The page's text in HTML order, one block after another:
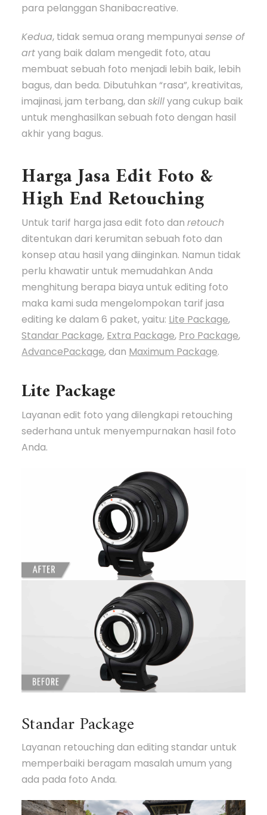
para pelanggan Shanibacreative.
Kedua, tidak semua orang mempunyaisense of
artyang baik dalam mengedit foto, atau
membuat sebuah foto menjadi lebih baik, lebih
bagus, dan beda. Dibutuhkan “rasa”, kreativitas,
imajinasi, jam terbang, danskillyang cukup baik
untuk menghasilkan sebuah foto dengan hasil
akhir yang bagus.
Harga Jasa Edit Foto &
High End Retouching
Untuk tarif harga jasa edit foto danretouch
ditentukan dari kerumitan sebuah foto dan
konsep atau hasil yang diinginkan. Namun tidak
perlu khawatir untuk memudahkan Anda
menghitung berapa biaya untuk editing foto
maka kami suda mengelompokan tarif jasa
editing ke dalam 6 paket, yaitu: Lite Package,
Standar Package, Extra Package, Pro Package,
AdvancePackage, dan Maximum Package.
Lite Package
Layanan edit foto yang dilengkapi retouching
sederhana untuk menyempurnakan hasil foto
Anda.
Standar Package
Layanan retouching dan editing standar untuk
memperbaiki beragam masalah umum yang
ada pada foto Anda.